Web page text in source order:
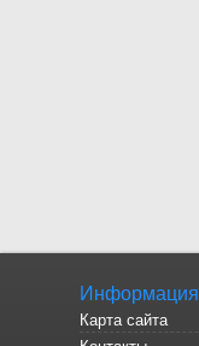
Информация
Карта сайта